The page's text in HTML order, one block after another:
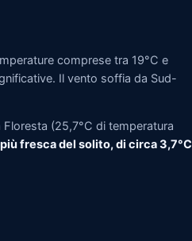
comprese tra 19°C e
Il vento soffia da Sud-
(25,7°C di temperatura
più fresca del solito, di circa 3,7°C